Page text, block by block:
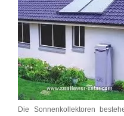
Die Sonnenkollektoren